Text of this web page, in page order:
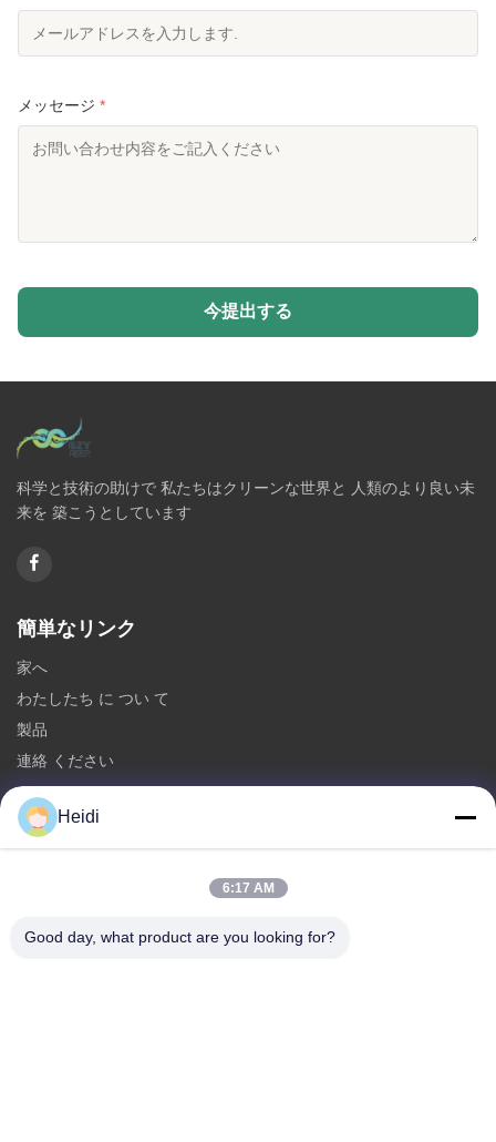
メッセージ *
今提出する
科学と技術の助けで 私たちはクリーンな世界と 人類のより良い未
来を 築こうとしています
簡単なリンク
家へ
わたしたち に つい て
製品
連絡 ください
カテゴリー
耐火性ポリエステル ステープルファイバー
空の活用されたポリエステル ステープル ファイバ
Heidi
6:17 AM
Good day, what product are you looking for?